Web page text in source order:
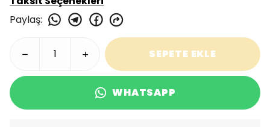
Paylaş:
SEPETE EKLE
WHATSAPP